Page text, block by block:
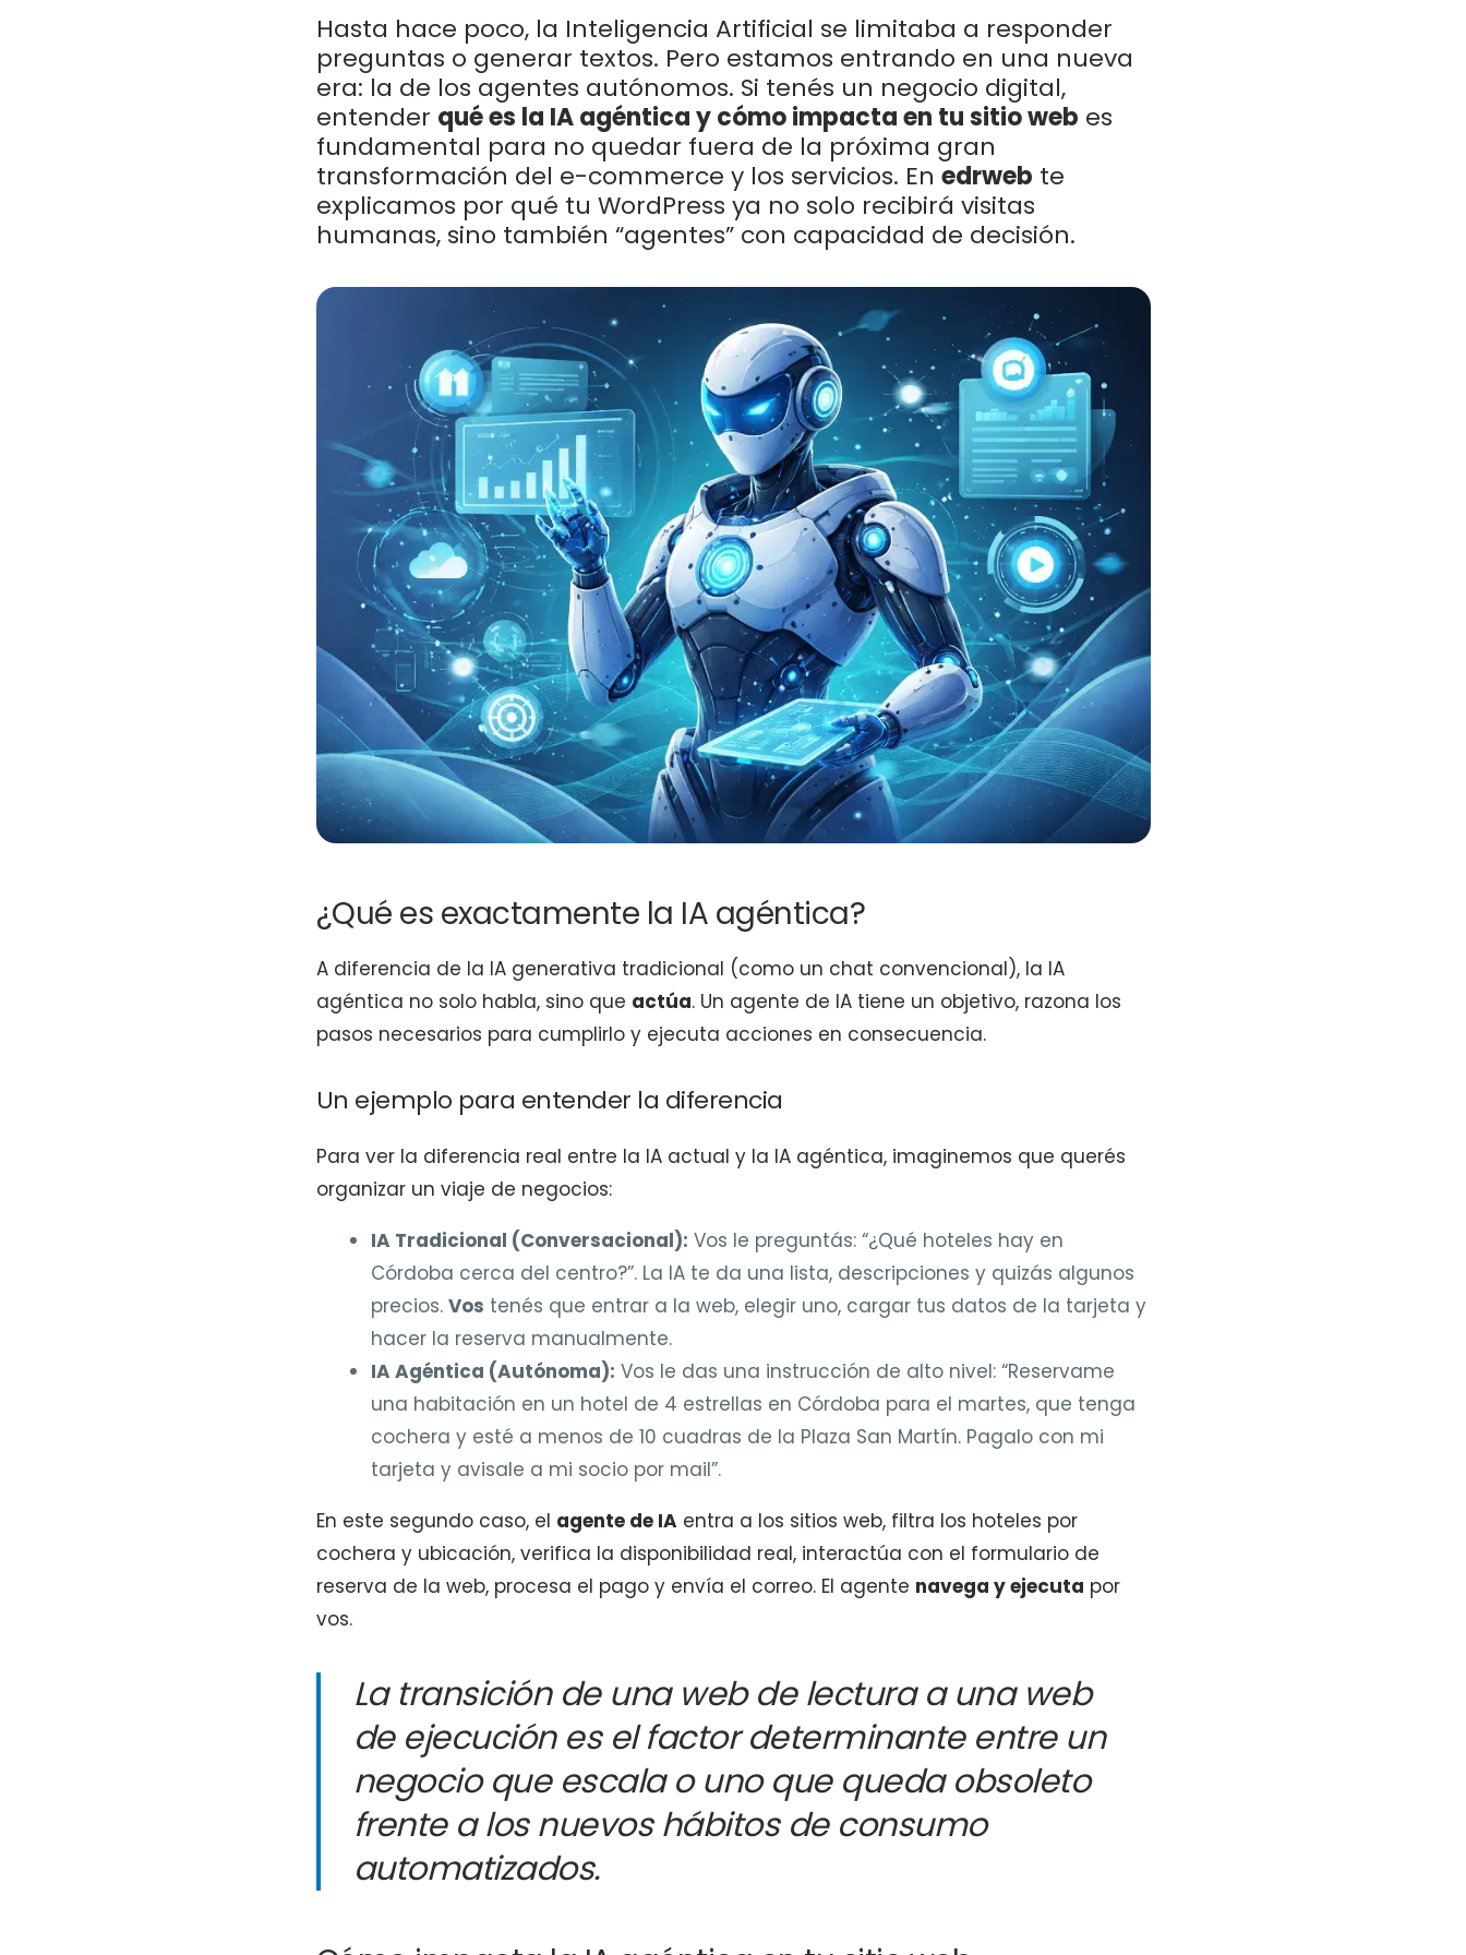
Hasta hace poco, la Inteligencia Artificial se limitaba a responder
preguntas o generar textos. Pero estamos entrando en una nueva
era: la de los agentes autónomos. Si tenés un negocio digital,
entender qué es la IA agéntica y cómo impacta en tu sitio web es
fundamental para no quedar fuera de la próxima gran
transformación del e-commerce y los servicios. En edrweb te
explicamos por qué tu WordPress ya no solo recibirá visitas
humanas, sino también “agentes” con capacidad de decisión.
¿Qué es exactamente la IA agéntica?
A diferencia de la IA generativa tradicional (como un chat convencional), la IA
agéntica no solo habla, sino que actúa. Un agente de IA tiene un objetivo, razona los
pasos necesarios para cumplirlo y ejecuta acciones en consecuencia.
Un ejemplo para entender la diferencia
Para ver la diferencia real entre la IA actual y la IA agéntica, imaginemos que querés
organizar un viaje de negocios:
IA Tradicional (Conversacional): Vos le preguntás: “¿Qué hoteles hay en
Córdoba cerca del centro?”. La IA te da una lista, descripciones y quizás algunos
precios. Vos tenés que entrar a la web, elegir uno, cargar tus datos de la tarjeta y
hacer la reserva manualmente.
IA Agéntica (Autónoma): Vos le das una instrucción de alto nivel: “Reservame
una habitación en un hotel de 4 estrellas en Córdoba para el martes, que tenga
cochera y esté a menos de 10 cuadras de la Plaza San Martín. Pagalo con mi
tarjeta y avisale a mi socio por mail”.
En este segundo caso, el agente de IA entra a los sitios web, filtra los hoteles por
cochera y ubicación, verifica la disponibilidad real, interactúa con el formulario de
reserva de la web, procesa el pago y envía el correo. El agente navega y ejecuta por
vos.
La transición de una web de lectura a una web
de ejecución es el factor determinante entre un
negocio que escala o uno que queda obsoleto
frente a los nuevos hábitos de consumo
automatizados.